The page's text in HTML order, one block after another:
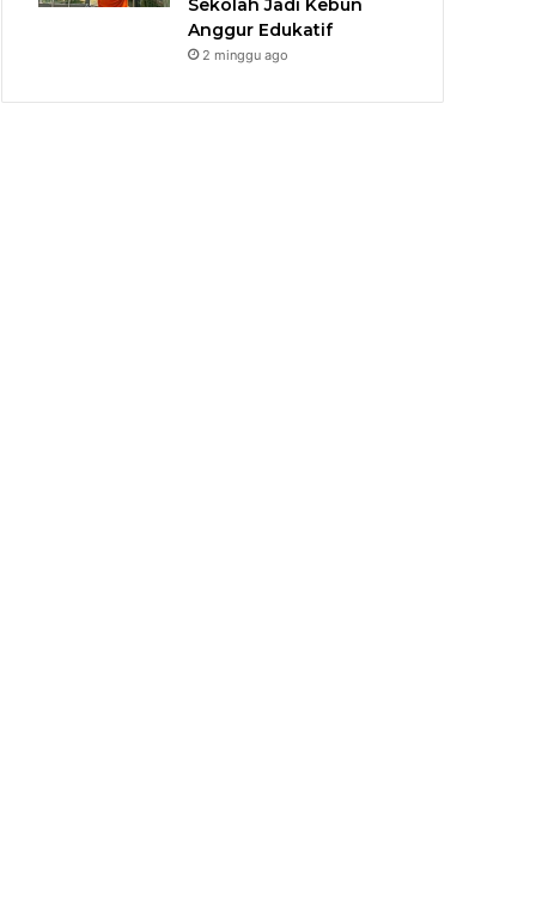
Sekolah Jadi Kebun
Anggur Edukatif
2 minggu ago